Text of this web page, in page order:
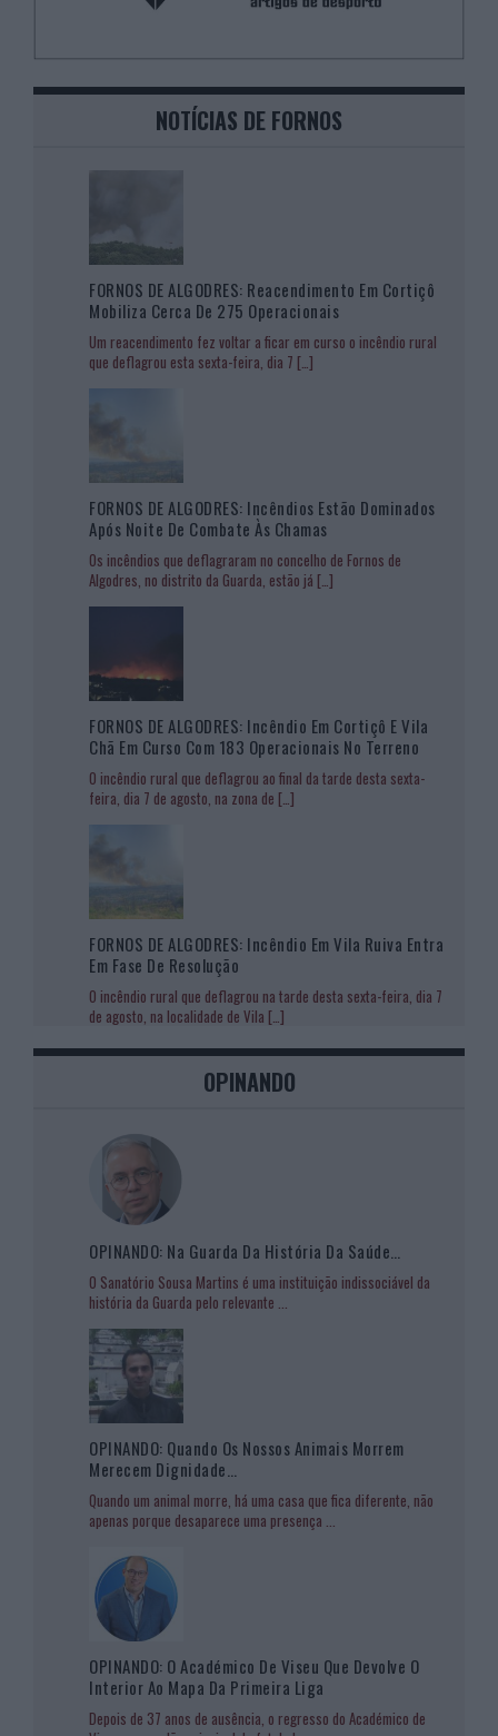
NOTÍCIAS DE FORNOS
FORNOS DE ALGODRES: Reacendimento Em Cortiçô
Mobiliza Cerca De 275 Operacionais
Um reacendimento fez voltar a ficar em curso o incêndio rural
que deflagrou esta sexta-feira, dia 7 […]
FORNOS DE ALGODRES: Incêndios Estão Dominados
Após Noite De Combate Às Chamas
Os incêndios que deflagraram no concelho de Fornos de
Algodres, no distrito da Guarda, estão já […]
FORNOS DE ALGODRES: Incêndio Em Cortiçô E Vila
Chã Em Curso Com 183 Operacionais No Terreno
O incêndio rural que deflagrou ao final da tarde desta sexta-
feira, dia 7 de agosto, na zona de […]
FORNOS DE ALGODRES: Incêndio Em Vila Ruiva Entra
Em Fase De Resolução
O incêndio rural que deflagrou na tarde desta sexta-feira, dia 7
de agosto, na localidade de Vila […]
OPINANDO
OPINANDO: Na Guarda Da História Da Saúde…
O Sanatório Sousa Martins é uma instituição indissociável da
história da Guarda pelo relevante
OPINANDO: Quando Os Nossos Animais Morrem
Merecem Dignidade…
Quando um animal morre, há uma casa que fica diferente, não
apenas porque desaparece uma presença
OPINANDO: O Académico De Viseu Que Devolve O
Interior Ao Mapa Da Primeira Liga
Depois de 37 anos de ausência, o regresso do Académico de